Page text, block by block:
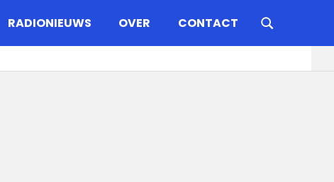
RADIONIEUWS OVER CONTACT